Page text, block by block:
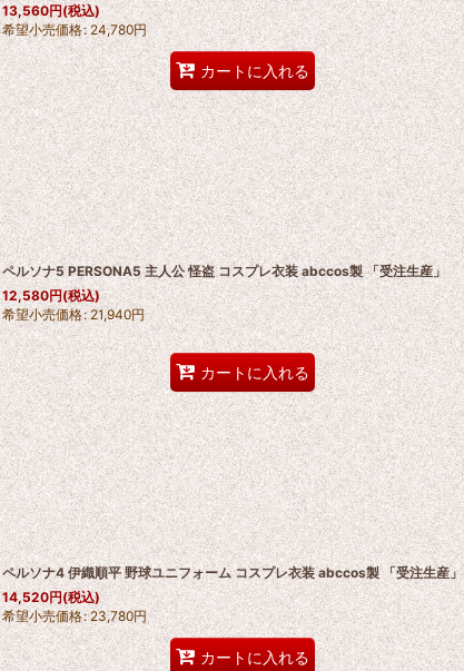
13,560円(税込)
希望小売価格: 24,780円
カートに入れる
ペルソナ5 PERSONA5 主人公 怪盗 コスプレ衣装 abccos製 「受注生産」
12,580円(税込)
希望小売価格: 21,940円
カートに入れる
ペルソナ4 伊織順平 野球ユニフォーム コスプレ衣装 abccos製 「受注生産」
14,520円(税込)
希望小売価格: 23,780円
カートに入れる